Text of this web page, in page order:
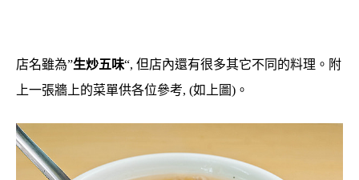
店名雖為”生炒五味“, 但店內還有很多其它不同的料理。附
上一張牆上的菜單供各位參考, (如上圖)。